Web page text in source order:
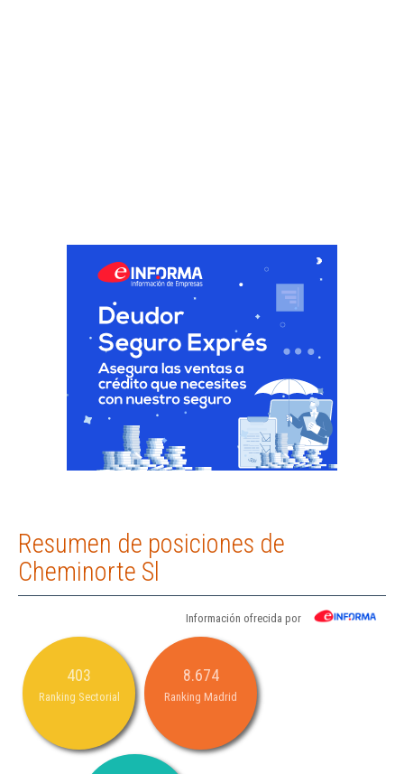
Resumen de posiciones de
Cheminorte Sl
Información ofrecida por
403
Ranking Sectorial
8.674
Ranking Madrid